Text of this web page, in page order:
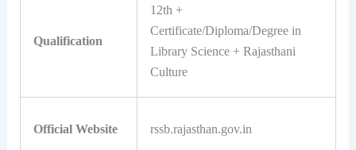
Qualification
12th +
Certificate/Diploma/Degree in
Library Science + Rajasthani
Culture
Official Website rssb.rajasthan.gov.in